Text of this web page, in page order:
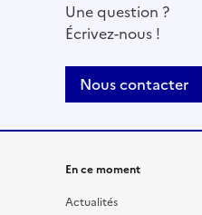
Une question ?
Écrivez-nous !
Nous contacter
En ce moment
Actualités